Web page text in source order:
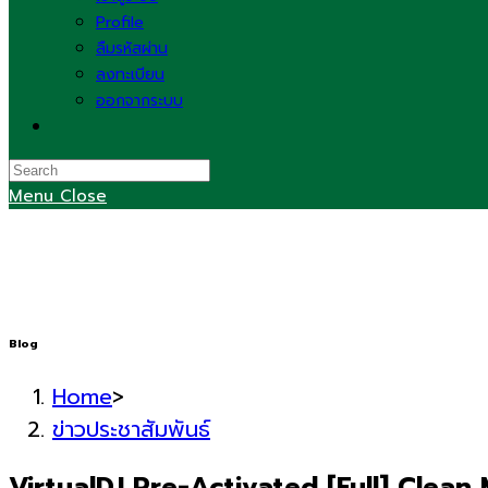
Profile
ลืมรหัสผ่าน
ลงทะเบียน
ออกจากระบบ
search
Menu Close
Blog
Home>
ข่าวประชาสัมพันธ์